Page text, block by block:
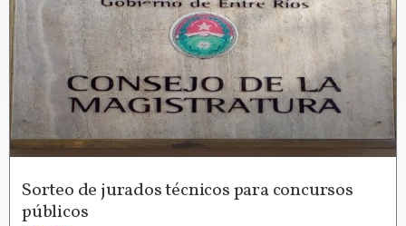
Sorteo de jurados técnicos para concursos
públicos